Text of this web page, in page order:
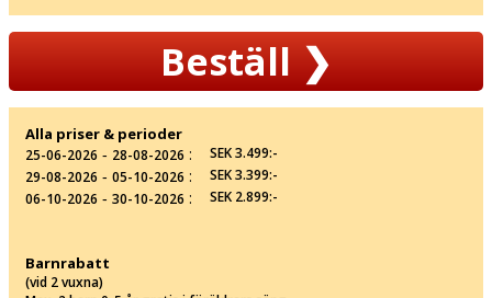
Beställ❯
Alla priser & perioder
25-06-2026 ‐ 28-08-2026 :
SEK 3.499:-
29-08-2026 ‐ 05-10-2026 :
SEK 3.399:-
06-10-2026 ‐ 30-10-2026 : SEK 2.899:-
Barnrabatt
(vid 2 vuxna)